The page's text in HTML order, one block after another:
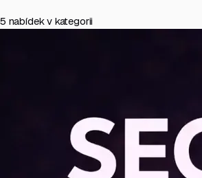
5 nabídek v kategorii